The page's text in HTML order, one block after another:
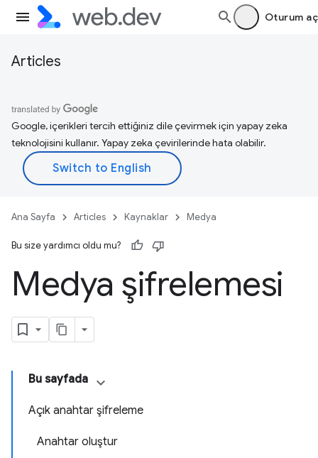
Oturum aç
Articles
Google, içerikleri tercih ettiğiniz dile çevirmek için yapay zeka
teknolojisini kullanır. Yapay zeka çevirilerinde hata olabilir.
Ana Sayfa Articles Kaynaklar Medya
Bu size yardımcı oldu mu?
Medya şifrelemesi
Bu sayfada
Açık anahtar şifreleme
Anahtar oluştur